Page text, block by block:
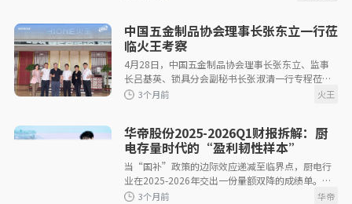
2个月前
中国五金制品协会理事长张东立一行莅
临火王考察
4月28日，中国五金制品协会理事长张东立、监事
长吕基英、锁具分会副秘书长张淑清一行专程莅临
火王总部考察指导，深入调研企业技术创新、产品
华帝股份2025-2026Q1财报拆解：厨
电存量时代的“盈利韧性样本”
当“国补”政策的边际效应递减至临界点，厨电行
业在2025-2026年交出一份量额双降的成绩单。奥
维云网数据显示，2025年厨卫全品类零售额同比下